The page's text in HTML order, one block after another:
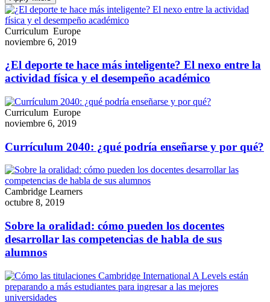
Curriculum Europe
noviembre 6, 2019
¿El deporte te hace más inteligente? El nexo entre la
actividad física y el desempeño académico
Curriculum Europe
noviembre 6, 2019
Currículum 2040: ¿qué podría enseñarse y por qué?
Cambridge Learners
octubre 8, 2019
Sobre la oralidad: cómo pueden los docentes
desarrollar las competencias de habla de sus
alumnos